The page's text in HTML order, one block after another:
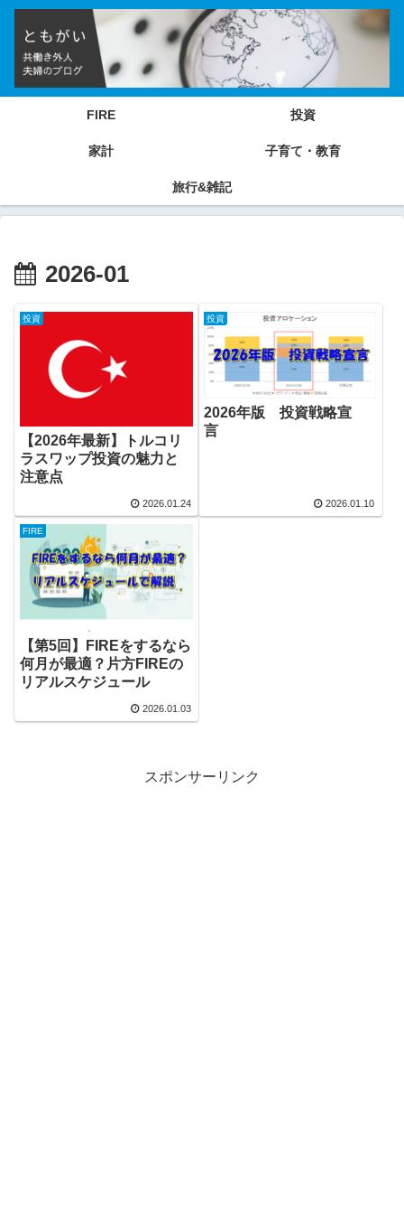
FIRE 投資
家計 子育て・教育
旅行&雑記
2026-01
投資
【2026年最新】トルコリ
ラスワップ投資の魅力と
注意点
2026.01.24
投資
2026年版 投資戦略宣
言
2026.01.10
FIRE
【第5回】FIREをするなら
何月が最適？片方FIREの
リアルスケジュール
2026.01.03
スポンサーリンク